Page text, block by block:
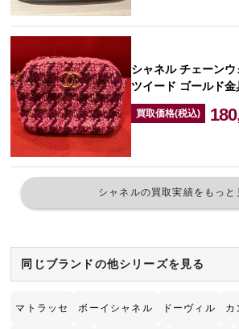
シャネル チェーン
ツイード ゴールド金
買取価格(税込)
シャネルの買取実績をもっと
同じブランドの他シリーズを見る
マトラッセ ボーイシャネル ドーヴィル カ